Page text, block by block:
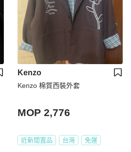
Kenzo
Kenzo 棉質西裝外套
MOP 2,776
近新閒置品 台灣 免運